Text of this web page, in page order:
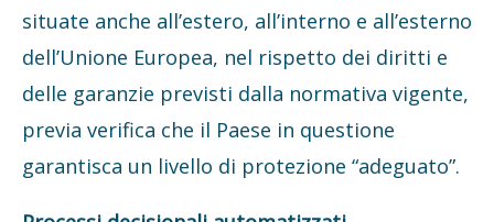
situate anche all’estero, all’interno e all’esterno
dell’Unione Europea, nel rispetto dei diritti e
delle garanzie previsti dalla normativa vigente,
previa verifica che il Paese in questione
garantisca un livello di protezione “adeguato”.